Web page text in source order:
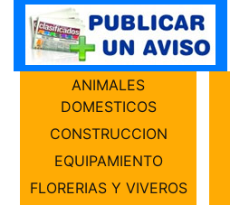
ANIMALES
DOMESTICOS
CONSTRUCCION
EQUIPAMIENTO
FLORERIAS Y VIVEROS